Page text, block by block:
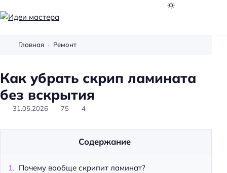
м
а
с
Главная Ремонт
Как убрать скрип ламината
без вскрытия
31.05.2026 75 4
Содержание
Почему вообще скрипит ламинат?